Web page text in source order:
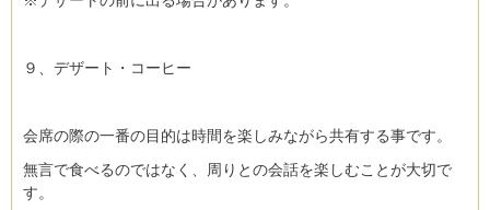
９、デザート・コーヒー
会席の際の一番の目的は時間を楽しみながら共有する事です。
無言で食べるのではなく、周りとの会話を楽しむことが大切で
す。